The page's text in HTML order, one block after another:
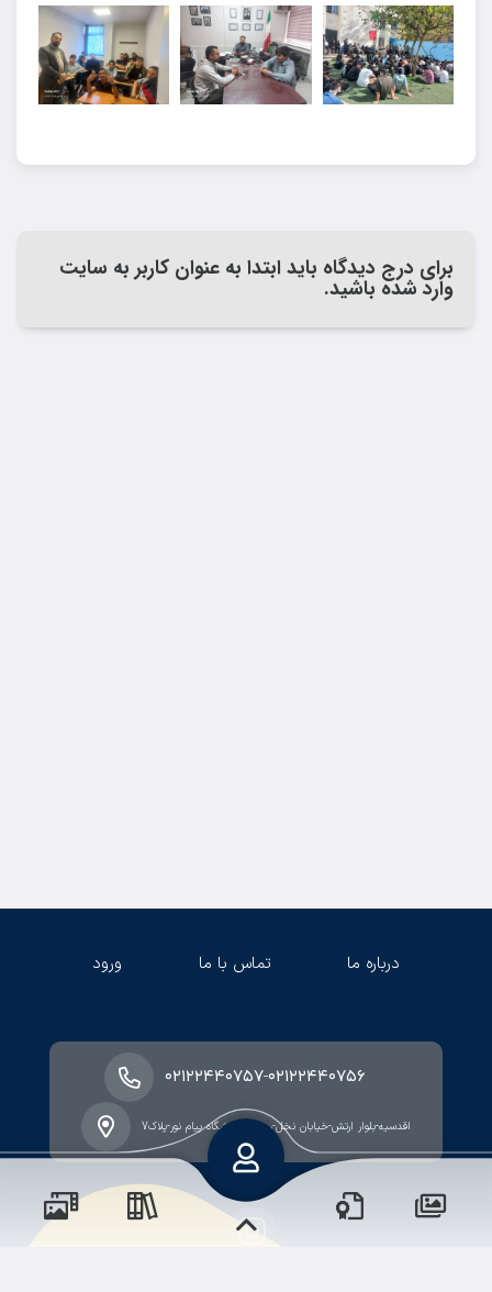
برای درج دیدگاه باید ابتدا به عنوان کاربر به سایت
وارد شده باشید.
درباره ما تماس با ما ورود
اقدسیه-بلوار ارتش-خیابان نخل-روبروی دانشگاه پیام نور-پلاک7
۰۲۱۲۲۴۴۰۷۵۶-۰۲۱۲۲۴۴۰۷۵۷